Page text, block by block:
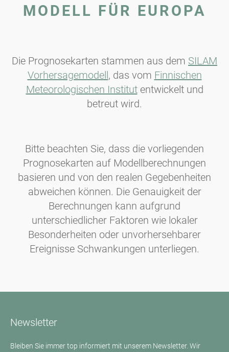
MODELL FÜR EUROPA
Die Prognosekarten stammen aus dem SILAM
Vorhersagemodell, das vom Finnischen
Meteorologischen Institutentwickelt und
betreut wird.
Bitte beachten Sie, dass die vorliegenden
Prognosekarten auf Modellberechnungen
basieren und von den realen Gegebenheiten
abweichen können. Die Genauigkeit der
Berechnungen kann aufgrund
unterschiedlicher Faktoren wie lokaler
Besonderheiten oder unvorhersehbarer
Ereignisse Schwankungen unterliegen.
Newsletter
Bleiben Sie immer top informiert mit unserem Newsletter. Wir